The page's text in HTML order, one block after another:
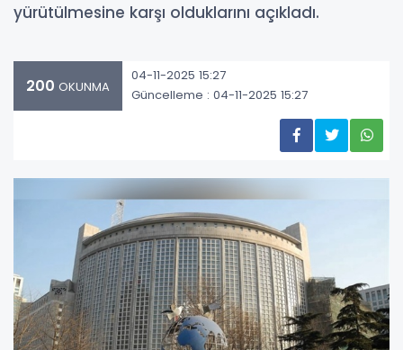
yürütülmesine karşı olduklarını açıkladı.
200 OKUNMA
04-11-2025 15:27
Güncelleme : 04-11-2025 15:27